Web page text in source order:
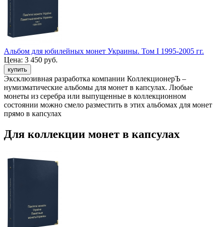
Альбом для юбилейных монет Украины. Том I 1995-2005 гг.
Цена: 3 450 руб.
Эксклюзивная разработка компании КоллекционерЪ –
нумизматические альбомы для монет в капсулах. Любые
монеты из серебра или выпущенные в коллекционном
состоянии можно смело разместить в этих альбомах для монет
прямо в капсулах
Для коллекции монет в капсулах